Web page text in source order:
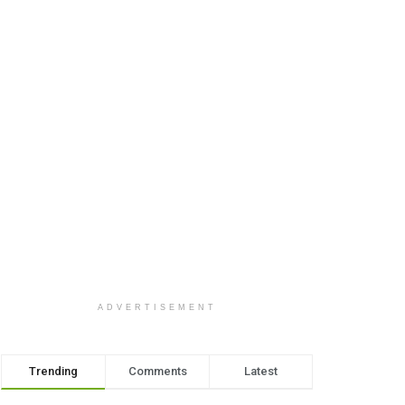
ADVERTISEMENT
Trending Comments Latest